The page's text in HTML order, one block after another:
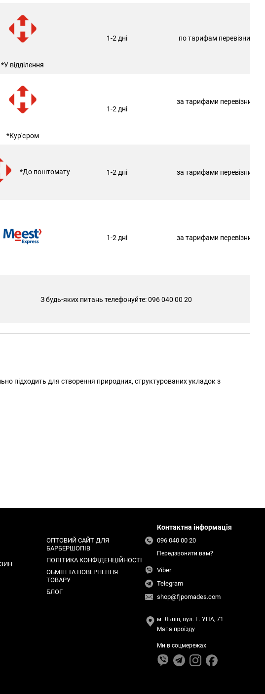
*У відділення
1-2 дні по тарифам перевізника
*Кур'єром
1-2 дні
за тарифами перевізника
*До поштомату 1-2 дні за тарифами перевізника
1-2 дні за тарифами перевізника
З будь-яких питань телефонуйте: 096 040 00 20
підходить для створення природних, структурованих укладок з
ОПТОВИЙ САЙТ ДЛЯ
БАРБЕРШОПІВ
ПОЛІТИКА КОНФІДЕНЦІЙНОСТІ
ОБМІН ТА ПОВЕРНЕННЯ
ТОВАРУ
БЛОГ
Контактна інформація
096 040 00 20
Передзвонити вам?
Viber
Telegram
shop@fjpomades.com
м. Львів, вул. Г. УПА, 71
Мапа проїзду
Ми в соцмережах